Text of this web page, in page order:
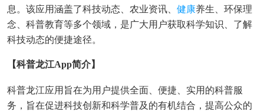
息。该应用涵盖了科技动态、农业资讯、 健康养生、环保理
念、科普教育等多个领域，是广大用户获取科学知识、了解
科技动态的便捷途径。
【科普龙江app简介】
科普龙江应用旨在为用户提供全面、便捷、实用的科普服
务，旨在促进科技创新和科学普及的有机结合，提高公众的